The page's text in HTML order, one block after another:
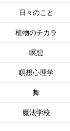
日々のこと
植物のチカラ
瞑想
瞑想心理学
舞
魔法学校